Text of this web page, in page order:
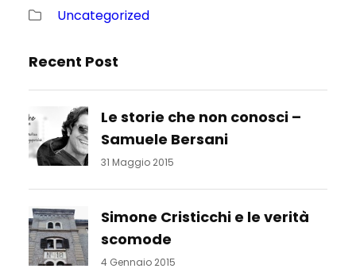
Uncategorized
Recent Post
Le storie che non conosci –
Samuele Bersani
31 Maggio 2015
Simone Cristicchi e le verità
scomode
4 Gennaio 2015